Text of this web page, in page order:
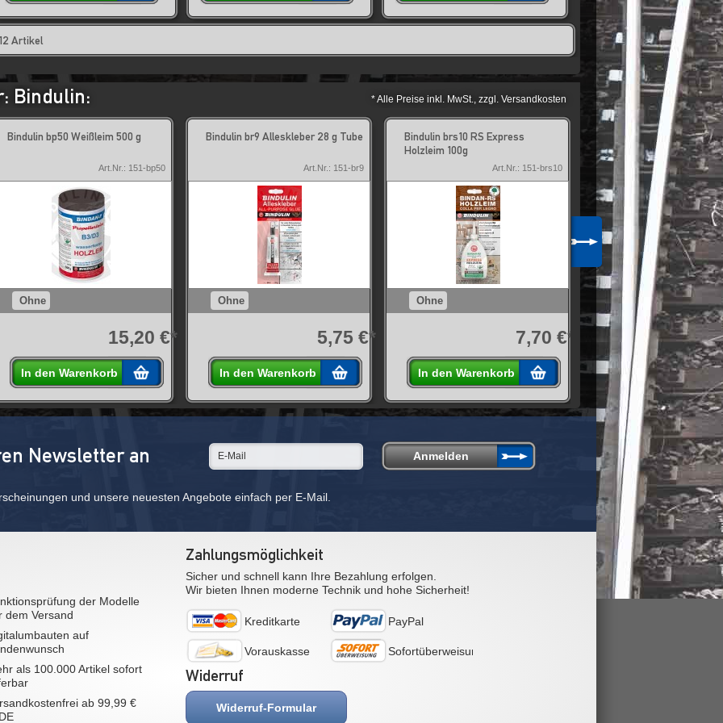
Artikel
Bindulin: * Alle Preise inkl. MwSt., zzgl. Versandkosten
Bindulin bp50 Weißleim 500 g
Art.Nr.: 151-bp50
Ohne
15,20 €*
In den Warenkorb
Bindulin br9 Alleskleber 28 g Tube
Art.Nr.: 151-br9
Ohne
5,75 €*
In den Warenkorb
Bindulin brs10 RS Express
Holzleim 100g
Art.Nr.: 151-brs10
Ohne
7,70 €*
In den Warenkorb
Bindulin kh9
g
Ohne
In den Warenkorb
Newsletter an
und unsere neuesten Angebote einfach per E-Mail.
der Modelle
dem Versand
auf
als 100.000 Artikel sofort
ab 99,99 €
Zahlungsmöglichkeit
Sicher und schnell kann Ihre Bezahlung erfolgen.
Wir bieten Ihnen moderne Technik und hohe Sicherheit!
Kreditkarte PayPal
Vorauskasse Sofortüberweisung
Widerruf
Widerruf-Formular